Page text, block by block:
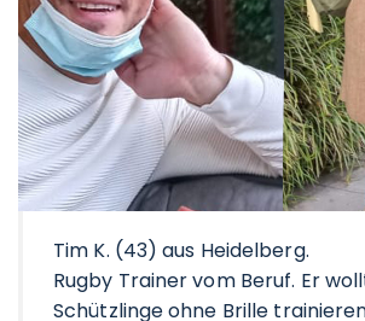
Tim K. (43) aus Heidelberg.
Rugby Trainer vom Beruf. Er
Schützlinge ohne Brille